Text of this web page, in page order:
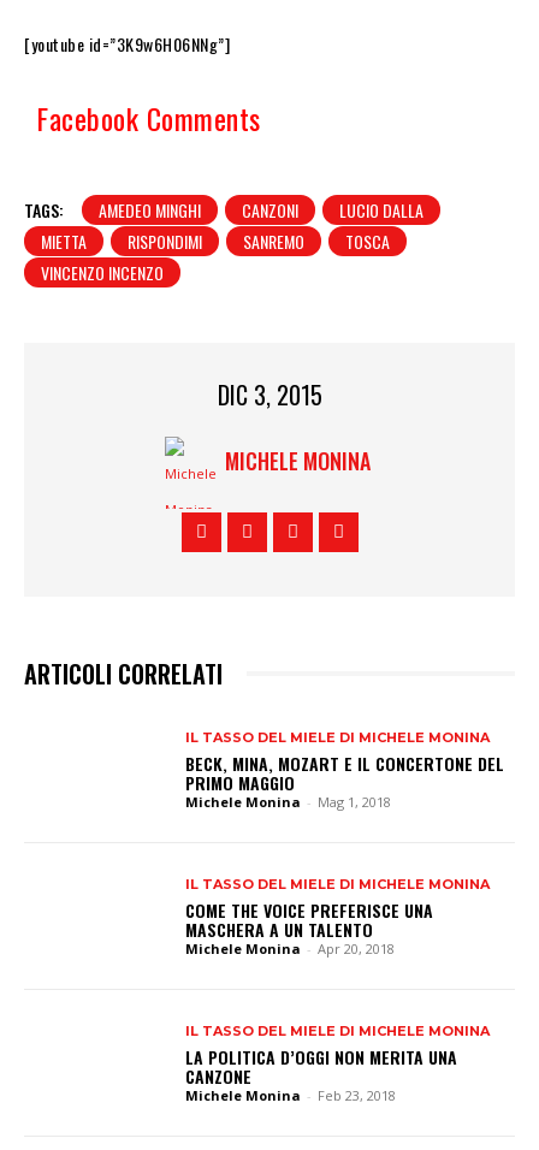
[youtube id=”3K9w6H06NNg”]
Facebook Comments
TAGS: AMEDEO MINGHI CANZONI
LUCIO DALLA
MIETTA
RISPONDIMI SANREMO
TOSCA
VINCENZO INCENZO
DIC 3, 2015
MICHELE MONINA
ARTICOLI CORRELATI
IL TASSO DEL MIELE DI MICHELE MONINA
BECK, MINA, MOZART E IL CONCERTONE DEL
PRIMO MAGGIO
Michele Monina - Mag 1, 2018
IL TASSO DEL MIELE DI MICHELE MONINA
COME THE VOICE PREFERISCE UNA
MASCHERA A UN TALENTO
Michele Monina - Apr 20, 2018
IL TASSO DEL MIELE DI MICHELE MONINA
LA POLITICA D’OGGI NON MERITA UNA
CANZONE
Michele Monina - Feb 23, 2018